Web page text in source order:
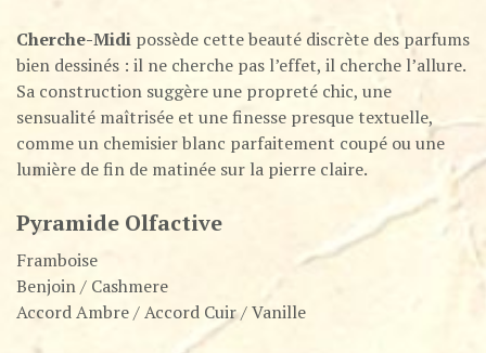
Cherche-Midi possède cette beauté discrète des parfums
bien dessinés : il ne cherche pas l’effet, il cherche l’allure.
Sa construction suggère une propreté chic, une
sensualité maîtrisée et une finesse presque textuelle,
comme un chemisier blanc parfaitement coupé ou une
lumière de fin de matinée sur la pierre claire.
Pyramide Olfactive
Framboise
Benjoin / Cashmere
Accord Ambre / Accord Cuir / Vanille